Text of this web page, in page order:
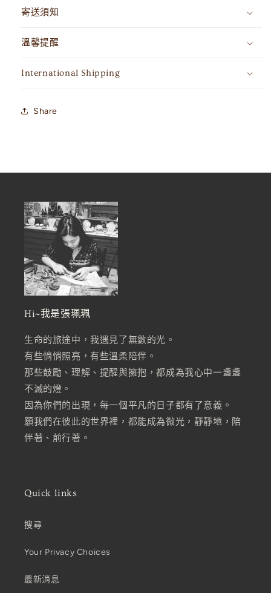
寄送須知
溫馨提醒
International Shipping
Share
Hi~我是張珮珮
生命的旅途中，我遇見了無數的光。
有些悄悄照亮，有些溫柔陪伴。
那些鼓勵、理解、提醒與擁抱，都成為我心中一盞盞
不滅的燈。
因為你們的出現，每一個平凡的日子都有了意義。
願我們在彼此的世界裡，都能成為微光，靜靜地，陪
伴著、前行著。
Quick links
搜尋
Your Privacy Choices
最新消息